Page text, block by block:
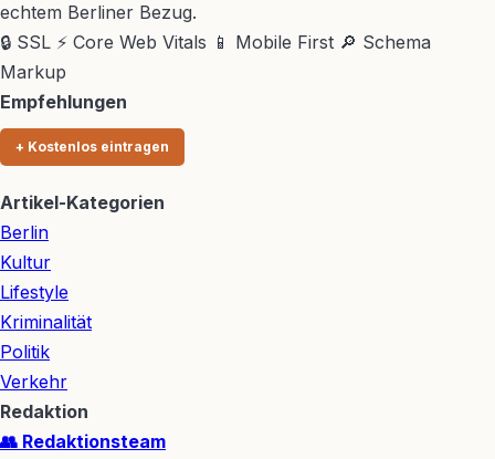
echtem Berliner Bezug.
🔒 SSL ⚡ Core Web Vitals 📱 Mobile First 🔎 Schema
Markup
Empfehlungen
+ Kostenlos eintragen
Artikel-Kategorien
Berlin
Kultur
Lifestyle
Kriminalität
Politik
Verkehr
Redaktion
👥 Redaktionsteam